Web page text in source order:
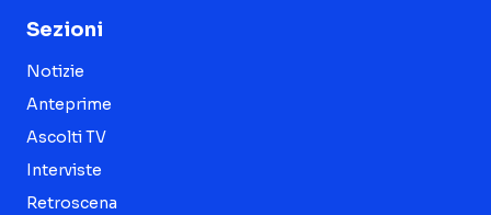
Sezioni
Notizie
Anteprime
Ascolti TV
Interviste
Retroscena